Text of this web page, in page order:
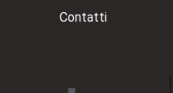
Contatti